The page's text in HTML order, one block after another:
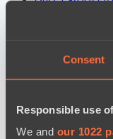
Consent
Responsible use
We and our 1022
Eye